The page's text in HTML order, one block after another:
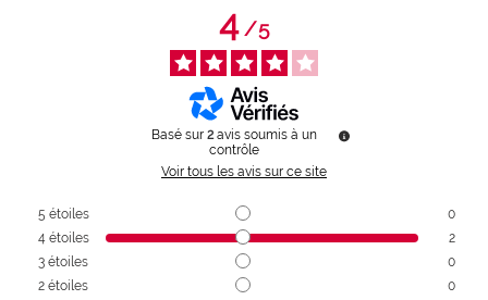
4/5
Basé sur 2 avis soumis à un
contrôle
Voir tous les avis sur ce site
5 étoiles
0
4 étoiles
2
3 étoiles
0
2 étoiles
0